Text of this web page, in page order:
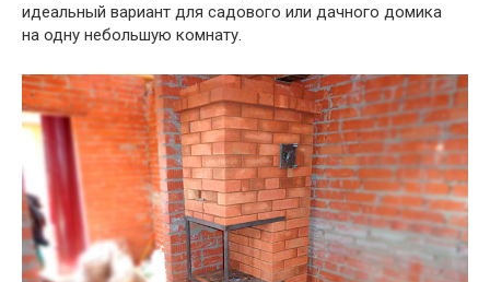
идеальный вариант для садового или дачного домика
на одну небольшую комнату.